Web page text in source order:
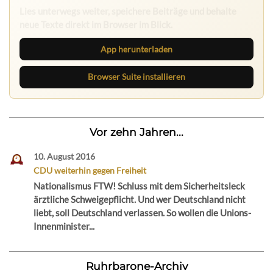
App herunterladen
Browser Suite installieren
Vor zehn Jahren...
10. August 2016
CDU weiterhin gegen Freiheit
Nationalismus FTW! Schluss mit dem Sicherheitsleck
ärztliche Schweigepflicht. Und wer Deutschland nicht
liebt, soll Deutschland verlassen. So wollen die Unions-
Innenminister...
Ruhrbarone-Archiv